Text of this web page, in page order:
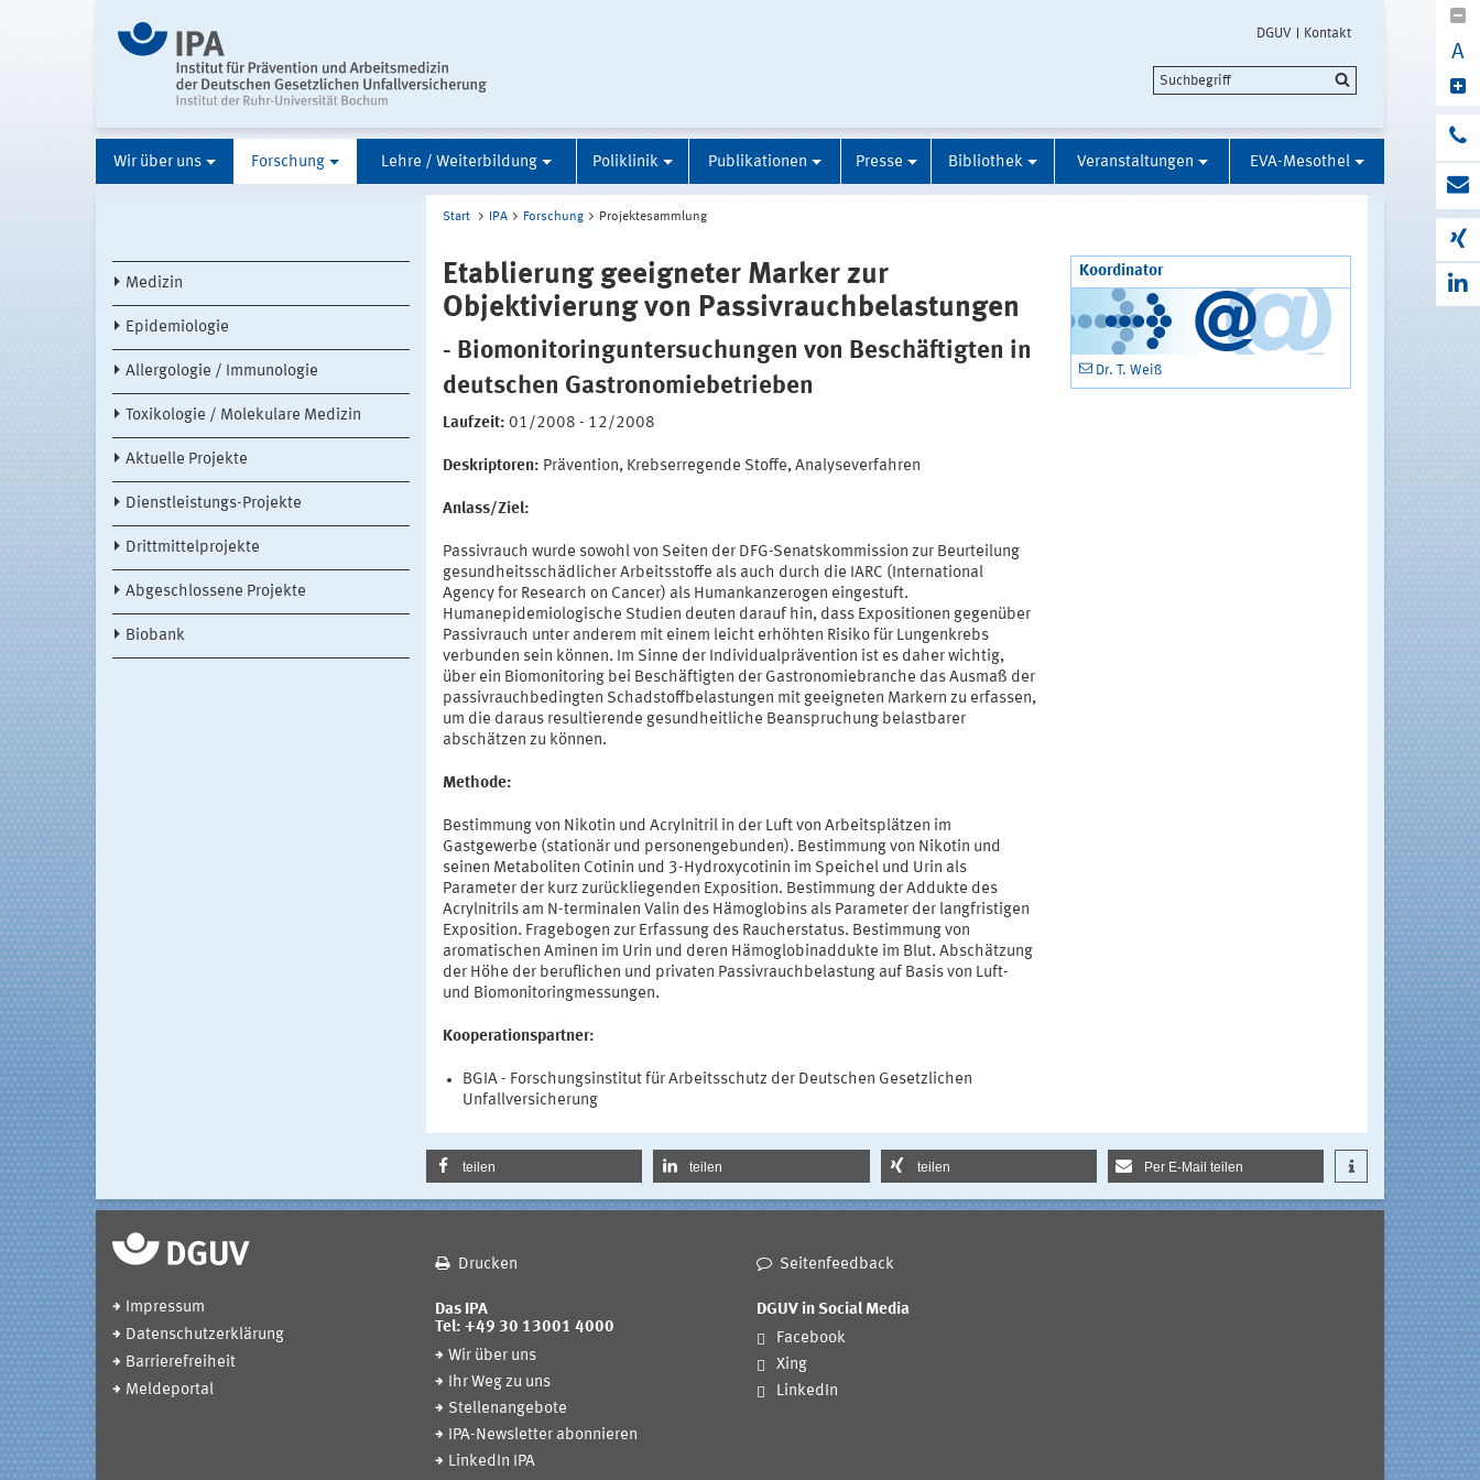
DGUV Kontakt
A
Wir über uns Forschung Lehre / Weiterbildung Poliklinik Publikationen Presse Bibliothek Veranstaltungen EVA-Mesothel
Medizin
Epidemiologie
Allergologie / Immunologie
Toxikologie / Molekulare Medizin
Aktuelle Projekte
Dienstleistungs-Projekte
Drittmittelprojekte
Abgeschlossene Projekte
Biobank
Start IPA Forschung Projektesammlung
Etablierung geeigneter Marker zur
Objektivierung von Passivrauchbelastungen
- Biomonitoringuntersuchungen von Beschäftigten in
deutschen Gastronomiebetrieben
Laufzeit: 01/2008 - 12/2008
Deskriptoren: Prävention, Krebserregende Stoffe, Analyseverfahren
Anlass/Ziel:
Passivrauch wurde sowohl von Seiten der DFG-Senatskommission zur Beurteilung
gesundheitsschädlicher Arbeitsstoffe als auch durch die IARC (International
Agency for Research on Cancer) als Humankanzerogen eingestuft.
Humanepidemiologische Studien deuten darauf hin, dass Expositionen gegenüber
Passivrauch unter anderem mit einem leicht erhöhten Risiko für Lungenkrebs
verbunden sein können. Im Sinne der Individualprävention ist es daher wichtig,
über ein Biomonitoring bei Beschäftigten der Gastronomiebranche das Ausmaß der
passivrauchbedingten Schadstoffbelastungen mit geeigneten Markern zu erfassen,
um die daraus resultierende gesundheitliche Beanspruchung belastbarer
abschätzen zu können.
Methode:
Bestimmung von Nikotin und Acrylnitril in der Luft von Arbeitsplätzen im
Gastgewerbe (stationär und personengebunden). Bestimmung von Nikotin und
seinen Metaboliten Cotinin und 3-Hydroxycotinin im Speichel und Urin als
Parameter der kurz zurückliegenden Exposition. Bestimmung der Addukte des
Acrylnitrils am N-terminalen Valin des Hämoglobins als Parameter der langfristigen
Exposition. Fragebogen zur Erfassung des Raucherstatus. Bestimmung von
aromatischen Aminen im Urin und deren Hämoglobinaddukte im Blut. Abschätzung
der Höhe der beruflichen und privaten Passivrauchbelastung auf Basis von Luft-
und Biomonitoringmessungen.
Kooperationspartner:
BGIA - Forschungsinstitut für Arbeitsschutz der Deutschen Gesetzlichen
Unfallversicherung
Koordinator
Dr. T. Weiß
teilen teilen teilen Per E-Mail teilen
Drucken Seitenfeedback
Impressum
Datenschutzerklärung
Barrierefreiheit
Meldeportal
Das IPA
Tel: +49 30 13001 4000
Wir über uns
Ihr Weg zu uns
Stellenangebote
IPA-Newsletter abonnieren
LinkedIn IPA
DGUV in Social Media
Facebook
Xing
LinkedIn